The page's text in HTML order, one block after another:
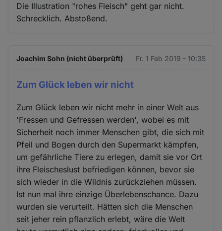
Die Illustration "rohes Fleisch" geht gar nicht.
Schrecklich. Abstoßend.
Joachim Sohn (nicht überprüft) Fr. 1 Feb 2019 - 10:35
Zum Glück leben wir nicht
Zum Glück leben wir nicht mehr in einer Welt aus
'Fressen und Gefressen werden', wobei es mit
Sicherheit noch immer Menschen gibt, die sich mit
Pfeil und Bogen durch den Supermarkt kämpfen,
um gefährliche Tiere zu erlegen, damit sie vor Ort
ihre Fleischeslust befriedigen können, bevor sie
sich wieder in die Wildnis zurückziehen müssen.
Ist nun mal ihre einzige Überlebenschance. Dazu
wurden sie verurteilt. Hätten sich die Menschen
seit jeher rein pflanzlich erlebt, wäre die Welt